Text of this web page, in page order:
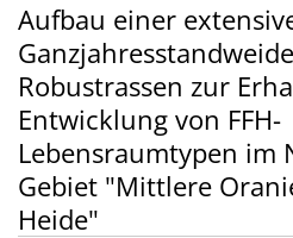
Aufbau einer
Robustrassen zur
Entwicklung von FFH-
Lebensraumtypen im
Gebiet "Mittlere
Heide"